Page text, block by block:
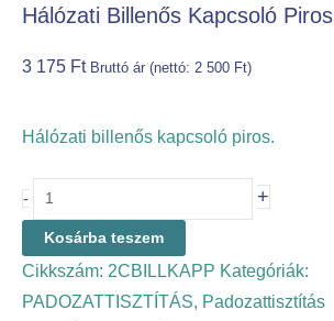
Hálózati Billenős Kapcsoló Piros
3 175 Ft Bruttó ár (nettó: 2 500 Ft)
Hálózati billenős kapcsoló piros.
- +
Kosárba teszem
Cikkszám: 2CBILLKAPP Kategóriák:
PADOZATTISZTÍTÁS, Padozattisztítás